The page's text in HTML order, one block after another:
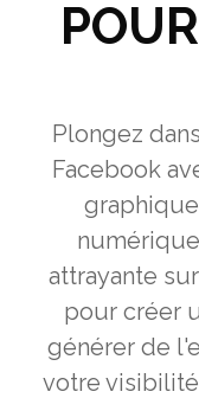
Plongez
Facebook
attrayante
pour créer
générer de
votre